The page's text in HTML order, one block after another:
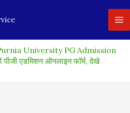
University PG Admission
पीजी एडमिशन ऑनलाइन फॉर्म, देखे